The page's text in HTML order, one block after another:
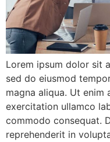
Lorem ipsum dolor sit
sed do eiusmod
magna aliqua. Ut enim
exercitation ullamco
commodo consequat.
reprehenderit in